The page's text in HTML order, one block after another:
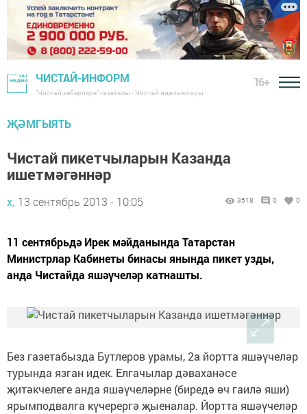
ЧИСТАЙ-ИНФОРМ
"Чистай хәбәрләре" газетасы - Чистай яңалыклары
16+
ҖӘМГЫЯТЬ
Чистай пикетчыларын Казанда
ишетмәгәннәр
х, 13 сентябрь 2013 - 10:05 3518 0 0
11 сентябрьдә Ирек мәйданында Татарстан
Министрлар Кабинеты бинасы янында пикет узды,
анда Чистайда яшәүчеләр катнашты.
Без газетабызда Бутлеров урамы, 2а йортта яшәүчеләр
турында язган идек. Елгачылар дәваханәсе
җитәкчелеге анда яшәүчеләрне (биредә өч гаилә яши)
ярымподвалга күчерергә җыеналар. Йортта яшәүчеләр